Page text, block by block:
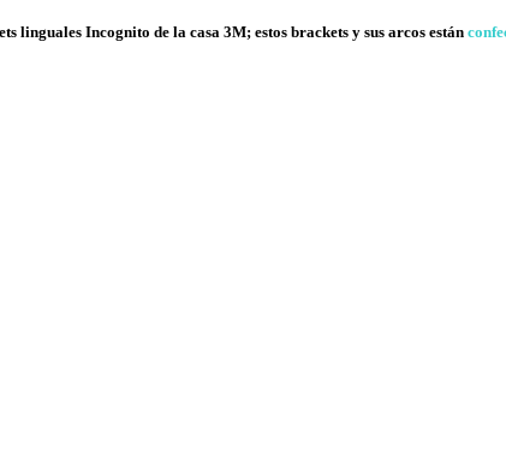
linguales Incognito de la casa 3M; estos brackets y sus arcos están